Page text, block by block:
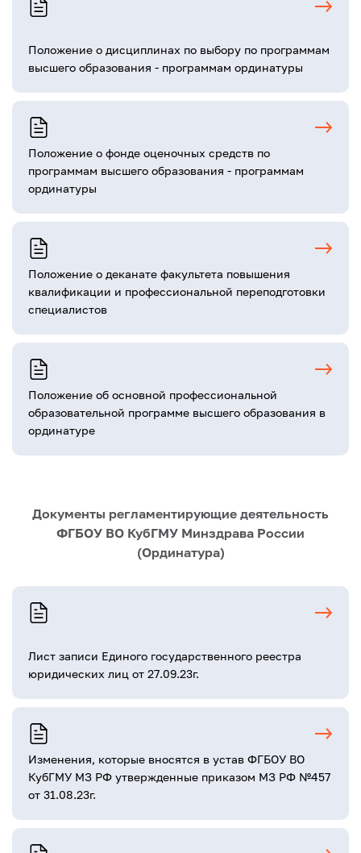
Положение о дисциплинах по выбору по программам
высшего образования - программам ординатуры
Положение о фонде оценочных средств по
программам высшего образования - программам
ординатуры
Положение о деканате факультета повышения
квалификации и профессиональной переподготовки
специалистов
Положение об основной профессиональной
образовательной программе высшего образования в
ординатуре
Документы регламентирующие деятельность
ФГБОУ ВО КубГМУ Минздрава России
(Ординатура)
Лист записи Единого государственного реестра
юридических лиц от 27.09.23г.
Изменения, которые вносятся в устав ФГБОУ ВО
КубГМУ МЗ РФ утвержденные приказом МЗ РФ №457
от 31.08.23г.